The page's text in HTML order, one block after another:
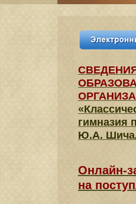
гимназия
Ю.А.
Онлайн-
на